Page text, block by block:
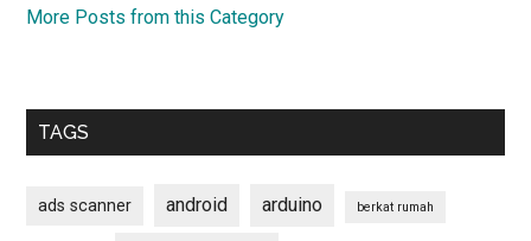
More Posts from this Category
TAGS
ads scanner android arduino berkat rumah